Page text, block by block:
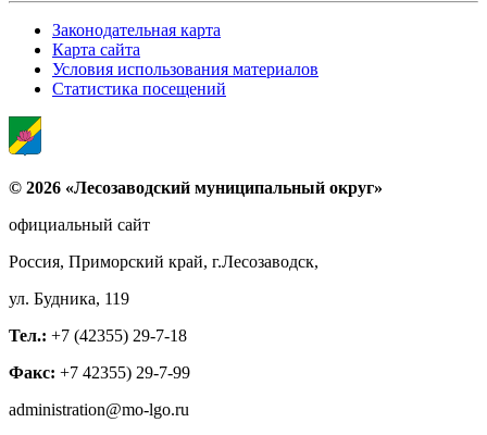
Законодательная карта
Карта сайта
Условия использования материалов
Статистика посещений
© 2026 «Лесозаводский муниципальный округ»
официальный сайт
Россия, Приморский край, г.Лесозаводск,
ул. Будника, 119
Тел.: +7 (42355) 29-7-18
Факс: +7 42355) 29-7-99
administration@mo-lgo.ru